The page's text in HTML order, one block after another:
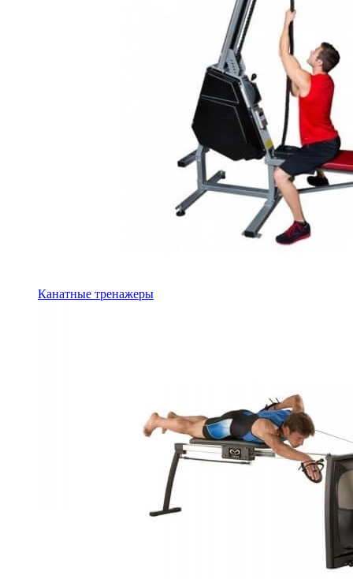
Канатные тренажеры